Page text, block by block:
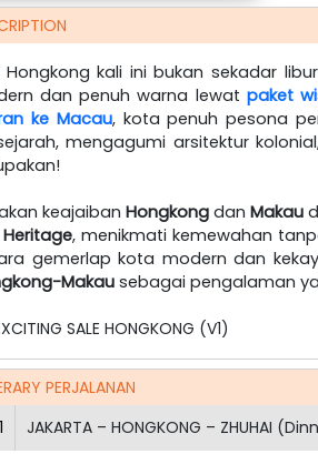
Hongkong kali ini bukan sekadar
dan penuh warna lewat paket
ke Macau, kota penuh pesona
mengagumi arsitektur
keajaiban Hongkong dan Makau
Heritage, menikmati kemewahan
gemerlap kota modern dan
Makau sebagai pengalaman
SALE HONGKONG (V1)
PERJALANAN
1 JAKARTA – HONGKONG – ZHUHAI